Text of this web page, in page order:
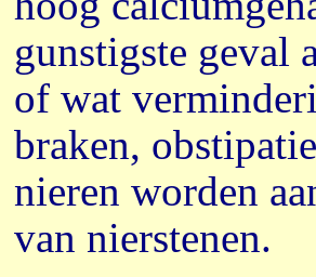
gunstigste geval
of wat
braken,
nieren worden
van nierstenen.